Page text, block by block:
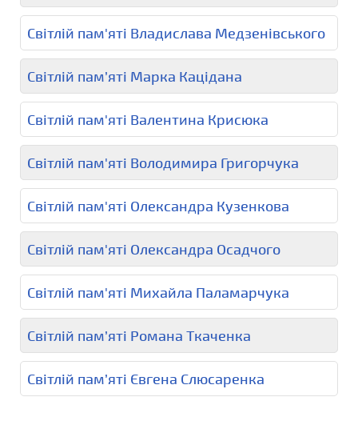
Світлій пам'яті Владислава Медзенівського
Світлій пам’яті Марка Кацідана
Світлій пам'яті Валентина Крисюка
Світлій пам'яті Володимира Григорчука
Світлій пам'яті Олександра Кузенкова
Світлій пам'яті Олександра Осадчого
Світлій пам'яті Михайла Паламарчука
Світлій пам’яті Романа Ткаченка
Світлій пам’яті Євгена Слюсаренка